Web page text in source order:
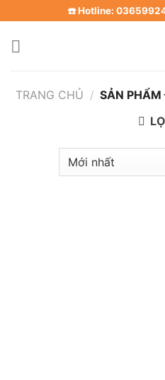
to
content
☎️ Hotline:
TRANG CHỦ / SẢN PHẨM